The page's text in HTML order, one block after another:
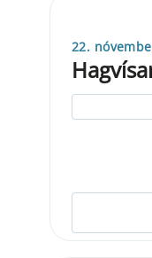
22.